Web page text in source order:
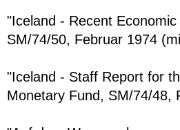
"Iceland - Recent
SM/74/50, Februar 1974
"Iceland - Staff Report for
Monetary Fund, SM/74/48,